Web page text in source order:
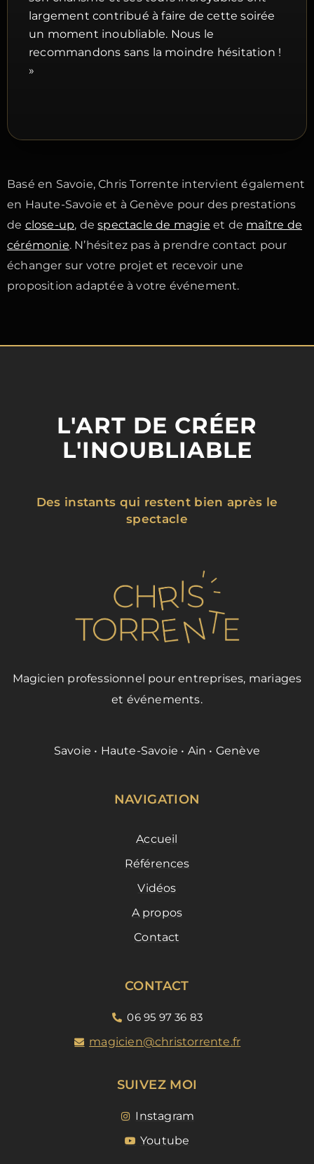
largement contribué à faire de cette soirée
un moment inoubliable. Nous le
recommandons sans la moindre hésitation !
»
Basé en Savoie, Chris Torrente intervient également
en Haute-Savoie et à Genève pour des prestations
de close-up, despectacle de magie et de maître de
cérémonie. N’hésitez pas à prendre contact pour
échanger sur votre projet et recevoir une
proposition adaptée à votre événement.
L'ART DE CRÉER
L'INOUBLIABLE
Des instants qui restent bien après le
spectacle
Magicien professionnel pour entreprises, mariages
et événements.
Savoie • Haute-Savoie • Ain • Genève
NAVIGATION
Accueil
Références
Vidéos
A propos
Contact
CONTACT
06 95 97 36 83
magicien@christorrente.fr
SUIVEZ MOI
Instagram
Youtube